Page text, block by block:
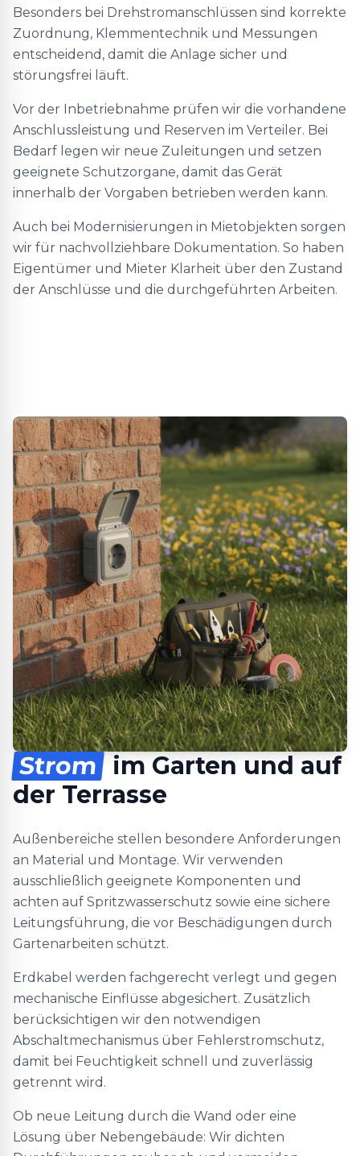
Besonders bei Drehstromanschlüssen sind korrekte
Zuordnung, Klemmentechnik und Messungen
entscheidend, damit die Anlage sicher und
störungsfrei läuft.
Vor der Inbetriebnahme prüfen wir die vorhandene
Anschlussleistung und Reserven im Verteiler. Bei
Bedarf legen wir neue Zuleitungen und setzen
geeignete Schutzorgane, damit das Gerät
innerhalb der Vorgaben betrieben werden kann.
Auch bei Modernisierungen in Mietobjekten sorgen
wir für nachvollziehbare Dokumentation. So haben
Eigentümer und Mieter Klarheit über den Zustand
der Anschlüsse und die durchgeführten Arbeiten.
Strom
im Garten und auf
der Terrasse
Außenbereiche stellen besondere Anforderungen
an Material und Montage. Wir verwenden
ausschließlich geeignete Komponenten und
achten auf Spritzwasserschutz sowie eine sichere
Leitungsführung, die vor Beschädigungen durch
Gartenarbeiten schützt.
Erdkabel werden fachgerecht verlegt und gegen
mechanische Einflüsse abgesichert. Zusätzlich
berücksichtigen wir den notwendigen
Abschaltmechanismus über Fehlerstromschutz,
damit bei Feuchtigkeit schnell und zuverlässig
getrennt wird.
Ob neue Leitung durch die Wand oder eine
Lösung über Nebengebäude: Wir dichten